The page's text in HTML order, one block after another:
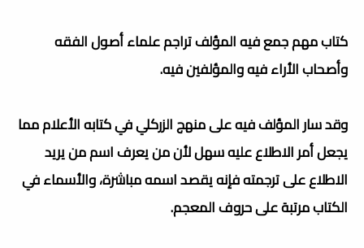
كتاب مهم جمع فيه المؤلف تراجم علماء أصول الفقه
وأصحاب الأراء فيه والمؤلفين فيه.
وقد سار المؤلف فيه على منهج الزركلي في كتابه الأعلام مما
يجعل أمر الاطلاع عليه سهل لأن من يعرف اسم من يريد
الاطلاع على ترجمته فإنه يقصد اسمه مباشرة، والأسماء في
الكتاب مرتبة على حروف المعجم.